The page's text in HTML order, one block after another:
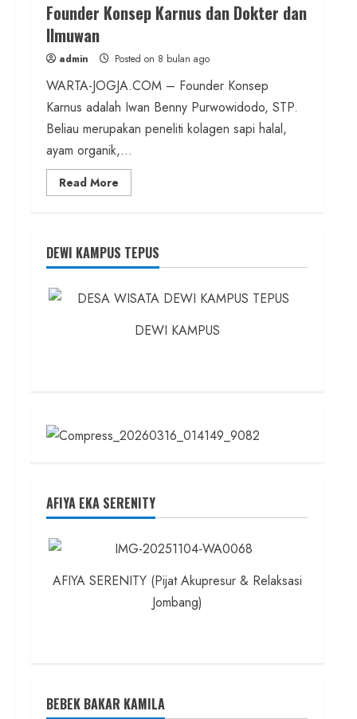
Founder Konsep Karnus dan Dokter dan
Ilmuwan
admin Posted on 8 bulan ago
WARTA-JOGJA.COM – Founder Konsep
Karnus adalah Iwan Benny Purwowidodo, STP.
Beliau merupakan peneliti kolagen sapi halal,
ayam organik,...
Read More
more
dan
Dokter
dan
DEWI KAMPUS TEPUS
DEWI KAMPUS
AFIYA EKA SERENITY
AFIYA SERENITY (Pijat Akupresur & Relaksasi
Jombang)
BEBEK BAKAR KAMILA